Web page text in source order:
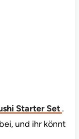
Starter Set .
und ihr könnt